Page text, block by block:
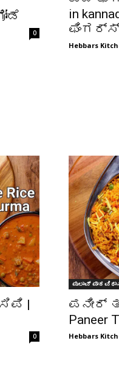
0
in
ಫಿಂಗರ್ಸ್
Hebbars
|
0
ಪುಲಾವ್
ಪನೀರ್
Paneer
Hebbars